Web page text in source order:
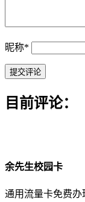
昵称*
目前评论：
余先生校园卡
通用流量卡免费办